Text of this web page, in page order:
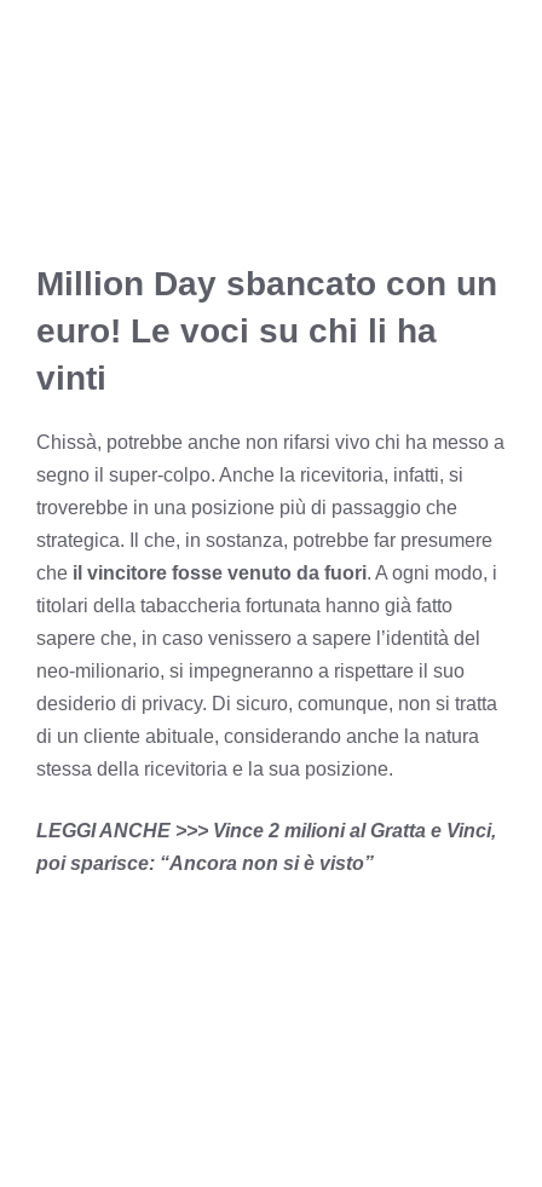
Million Day sbancato con un
euro! Le voci su chi li ha
vinti
Chissà, potrebbe anche non rifarsi vivo chi ha messo a
segno il super-colpo. Anche la ricevitoria, infatti, si
troverebbe in una posizione più di passaggio che
strategica. Il che, in sostanza, potrebbe far presumere
che il vincitore fosse venuto da fuori. A ogni modo, i
titolari della tabaccheria fortunata hanno già fatto
sapere che, in caso venissero a sapere l’identità del
neo-milionario, si impegneranno a rispettare il suo
desiderio di privacy. Di sicuro, comunque, non si tratta
di un cliente abituale, considerando anche la natura
stessa della ricevitoria e la sua posizione.
LEGGI ANCHE >>> Vince 2 milioni al Gratta e Vinci,
poi sparisce: “Ancora non si è visto”